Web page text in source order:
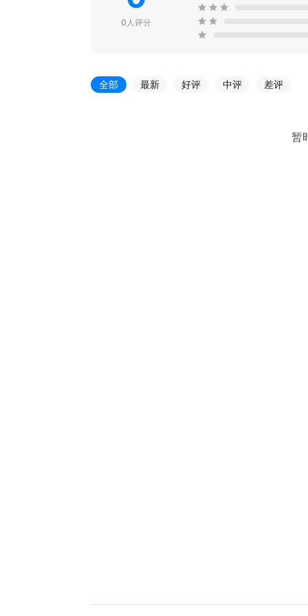
0人评分
全部 最新 好评 中评 差评